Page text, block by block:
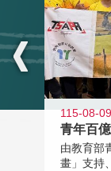
115-08-09
青年百
由教育部
畫」支持